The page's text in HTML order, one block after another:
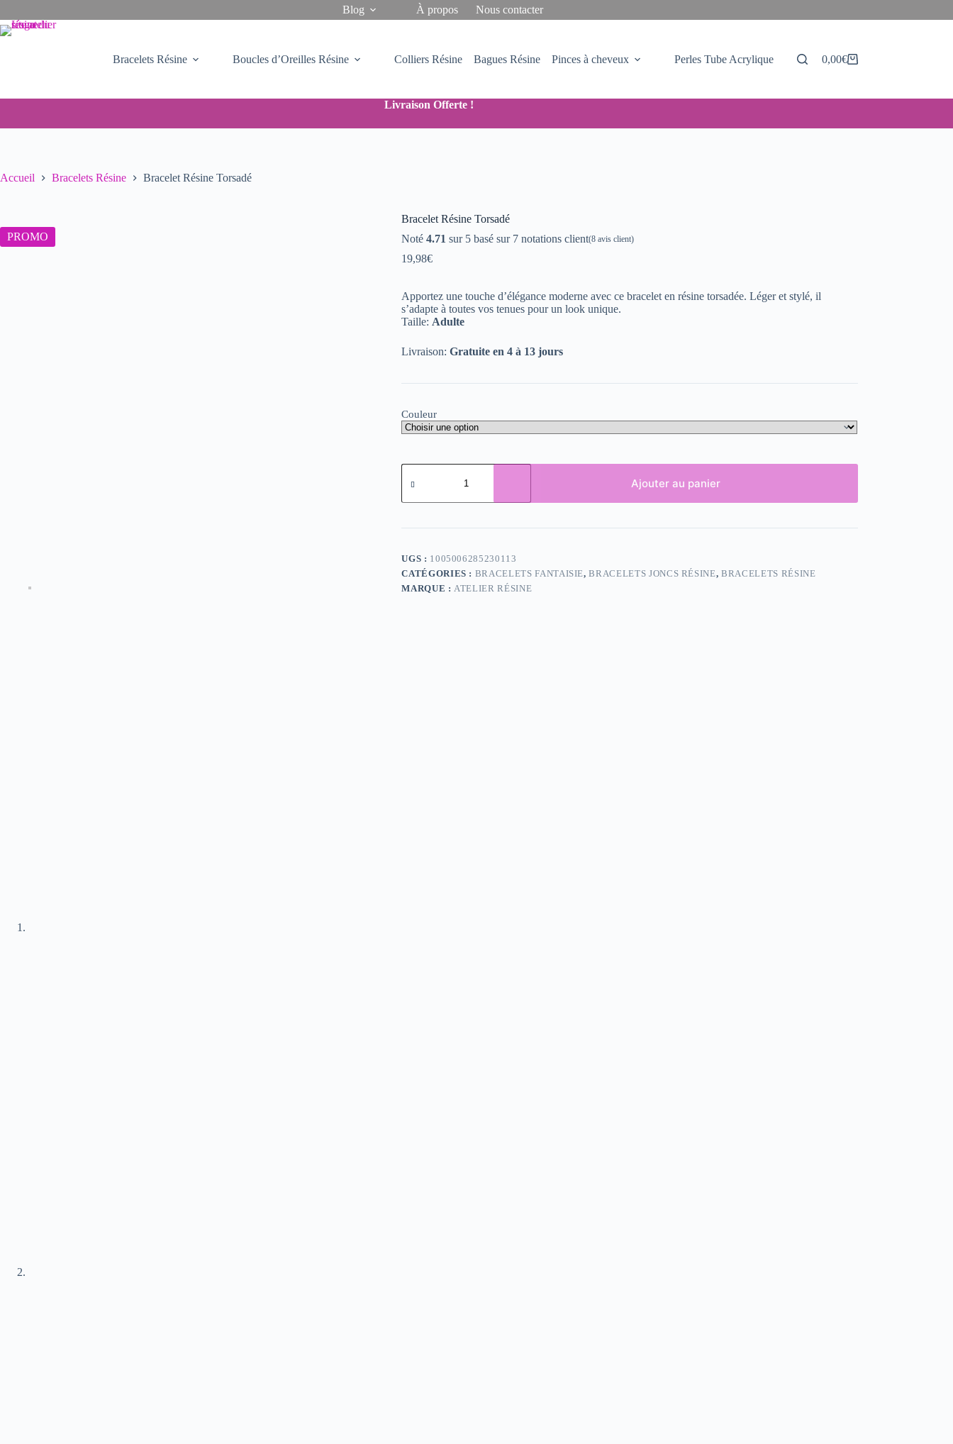
au
contenu
Blog À propos Nous contacter
Bracelets Résine Boucles d’Oreilles Résine Colliers Résine Bagues Résine Pinces à cheveux Perles Tube Acrylique
Panier
0,00€
Livraison Offerte !
Accueil Bracelets Résine Bracelet Résine Torsadé
PROMO
Bracelet Résine Torsadé
Noté4.71 sur 5 basé sur 7 notations client(8 avis client)
19,98€
Apportez une touche d’élégance moderne avec ce bracelet en résine torsadée. Léger et stylé, il
s’adapte à toutes vos tenues pour un look unique.
Taille: Adulte
Livraison:Gratuite en 4 à 13 jours
Couleur
quantité
de
Résine
Ajouter au panier
UGS : 1005006285230113
CATÉGORIES : BRACELETS FANTAISIE,BRACELETS JONCS RÉSINE,BRACELETS RÉSINE
MARQUE :ATELIER RÉSINE